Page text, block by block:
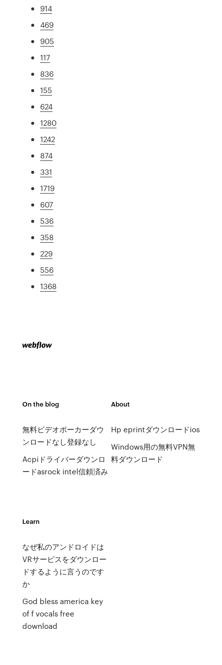
914
469
905
117
836
155
624
1280
1242
874
331
1719
607
536
358
229
556
1368
On the blog
無料ビデオポーカーダウ
ンロードなし登録なし
Acpiドライバーダウンロ
ードasrock intel信頼済み
About
Hp eprintダウンロードios
Windows用の無料VPN無
料ダウンロード
Learn
なぜ私のアンドロイドは
VRサービスをダウンロー
ドするように言うのです
か
God bless america key
of f vocals free
download